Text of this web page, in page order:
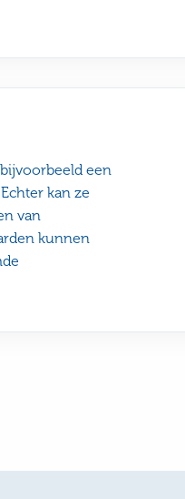
een
kan ze
van
kunnen